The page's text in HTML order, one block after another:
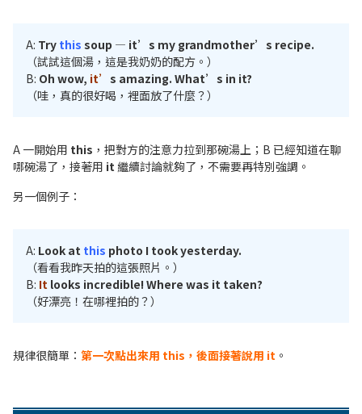
A: Try this soup — it’s my grandmother’s recipe.
（試試這個湯，這是我奶奶的配方。）
B: Oh wow, it’ s amazing. What’s in it?
（哇，真的很好喝，裡面放了什麼？）
A 一開始用 this ，把對方的注意力拉到那碗湯上；B 已經知道在聊
哪碗湯了，接著用 it 繼續討論就夠了，不需要再特別強調。
另一個例子：
A: Look at this photo I took yesterday.
（看看我昨天拍的這張照片。）
B: It looks incredible! Where was it taken?
（好漂亮！在哪裡拍的？）
規律很簡單： 第一次點出來用 this，後面接著說用 it 。